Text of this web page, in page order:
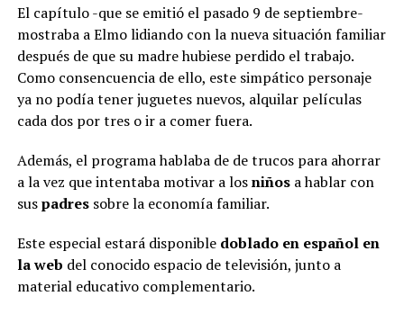
El capítulo -que se emitió el pasado 9 de septiembre-
mostraba a Elmo lidiando con la nueva situación familiar
después de que su madre hubiese perdido el trabajo.
Como consencuencia de ello, este simpático personaje
ya no podía tener juguetes nuevos, alquilar películas
cada dos por tres o ir a comer fuera.
Además, el programa hablaba de de trucos para ahorrar
a la vez que intentaba motivar a losniños a hablar con
suspadres sobre la economía familiar.
Este especial estará disponible doblado en español en
la web del conocido espacio de televisión, junto a
material educativo complementario.